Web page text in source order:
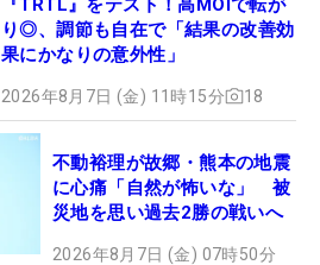
『TRTL』をテスト！高MOIで転が
り◎、調節も自在で「結果の改善効
果にかなりの意外性」
2026年8月7日 (金) 11時15分 18
不動裕理が故郷・熊本の地震
に心痛「自然が怖いな」 被
災地を思い過去2勝の戦いへ
2026年8月7日 (金) 07時50分